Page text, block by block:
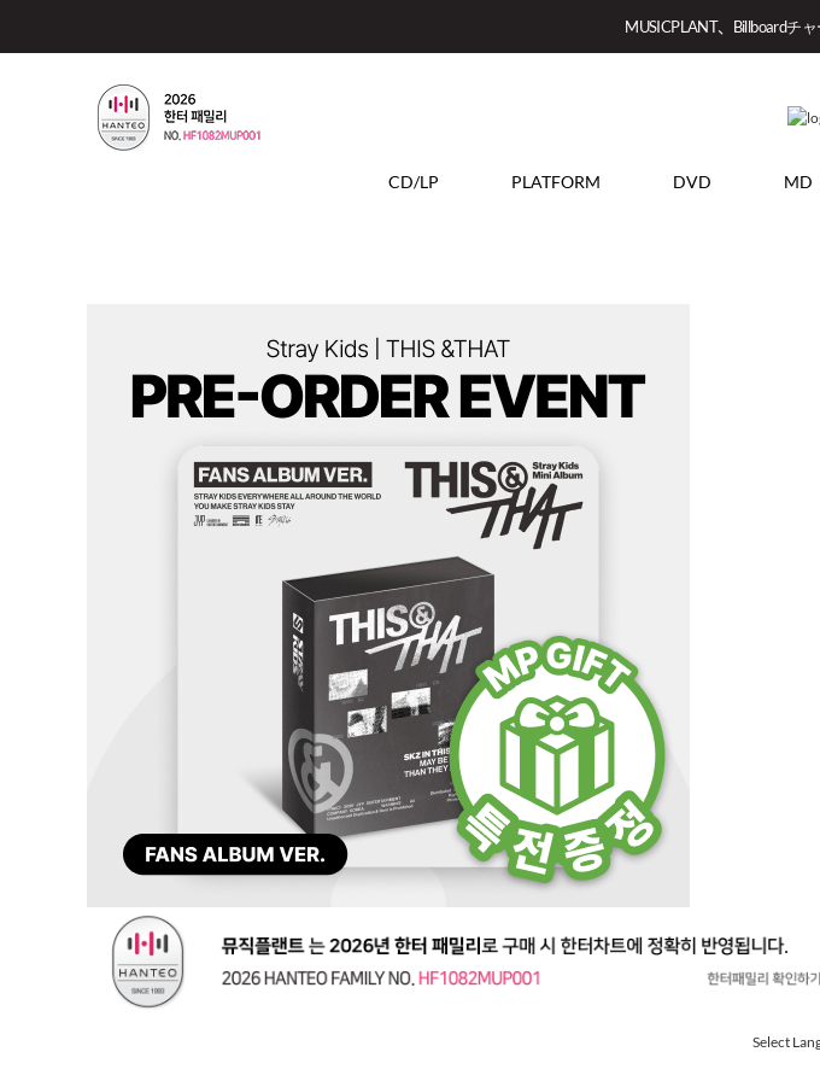
MUSICPLANT、Billboardチ
CD/LP PLATFORM DVD MD
Select